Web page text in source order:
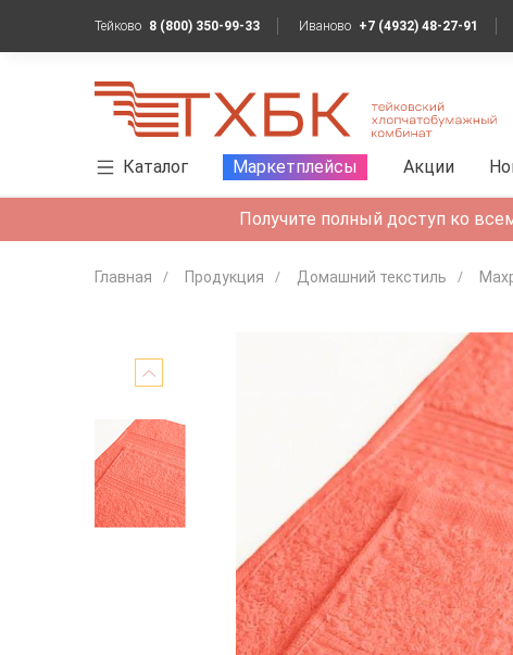
Тейково 8 (800) 350-99-33 Иваново +7 (4932) 48-27-91
Каталог Маркетплейсы Акции
Получите полный доступ ко
Главная Продукция Домашний текстиль